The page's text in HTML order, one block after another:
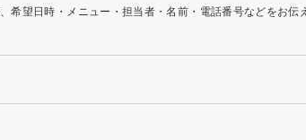
望日時・メニュー・担当者・名前・電話番号などをお伝